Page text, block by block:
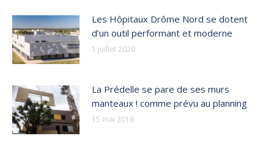
Les Hôpitaux Drôme Nord se dotent
d’un outil performant et moderne
1 juillet 2020
La Prédelle se pare de ses murs
manteaux ! comme prévu au planning
15 mai 2018